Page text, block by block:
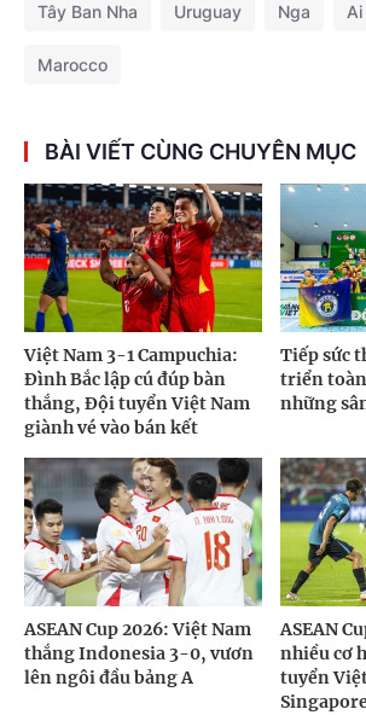
Tây Ban Nha Uruguay Nga
Marocco
BÀI VIẾT CÙNG CHUYÊN MỤC
Việt Nam 3-1 Campuchia:
Đình Bắc lập cú đúp bàn
thắng, Đội tuyển Việt Nam
giành vé vào bán kết
Tiếp sức
triển
những
ASEAN Cup 2026: Việt Nam
thắng Indonesia 3-0, vươn
lên ngôi đầu bảng A
ASEAN
nhiều cơ
tuyển